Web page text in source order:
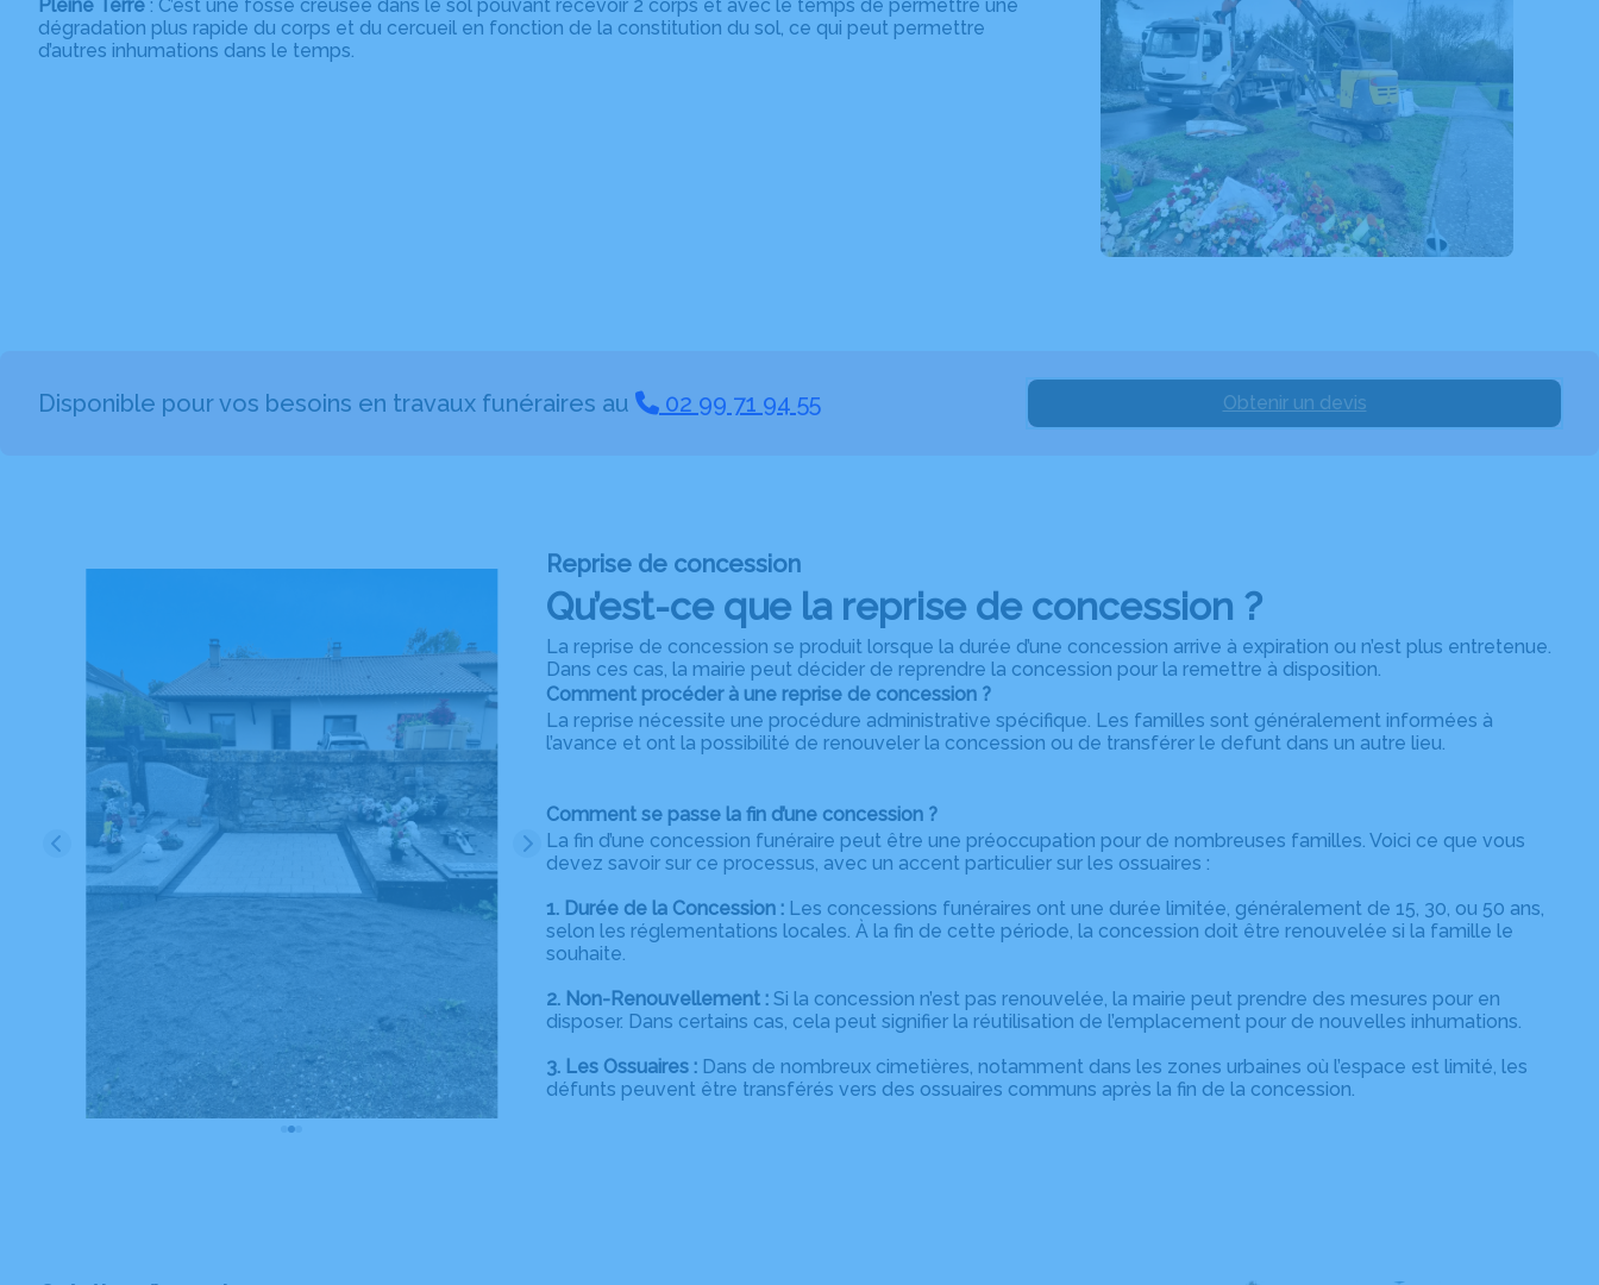
Pleine Terre : C’est une fosse creusée dans le sol pouvant recevoir 2 corps et avec le temps de permettre une
dégradation plus rapide du corps et du cercueil en fonction de la constitution du sol, ce qui peut permettre
d’autres inhumations dans le temps.
Disponible pour vos besoins en travaux funéraires au 02 99 71 94 55 Obtenir un devis
Reprise de concession
Qu’est-ce que la reprise de concession ?
La reprise de concession se produit lorsque la durée d’une concession arrive à expiration ou n’est plus entretenue.
Dans ces cas, la mairie peut décider de reprendre la concession pour la remettre à disposition.
Comment procéder à une reprise de concession ?
La reprise nécessite une procédure administrative spécifique. Les familles sont généralement informées à
l’avance et ont la possibilité de renouveler la concession ou de transférer le defunt dans un autre lieu.
Comment se passe la fin d’une concession ?
La fin d’une concession funéraire peut être une préoccupation pour de nombreuses familles. Voici ce que vous
devez savoir sur ce processus, avec un accent particulier sur les ossuaires :
1. Durée de la Concession :Les concessions funéraires ont une durée limitée, généralement de 15, 30, ou 50 ans,
selon les réglementations locales. À la fin de cette période, la concession doit être renouvelée si la famille le
souhaite.
2. Non-Renouvellement :Si la concession n’est pas renouvelée, la mairie peut prendre des mesures pour en
disposer. Dans certains cas, cela peut signifier la réutilisation de l’emplacement pour de nouvelles inhumations.
3. Les Ossuaires :Dans de nombreux cimetières, notamment dans les zones urbaines où l’espace est limité, les
défunts peuvent être transférés vers des ossuaires communs après la fin de la concession.